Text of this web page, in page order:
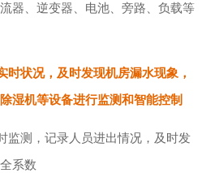
器、逆变器、电池、旁路、负载等
时状况，及时发现机房漏水现象，
湿机等设备进行监测和智能控制
监测，记录人员进出情况，及时发
系数